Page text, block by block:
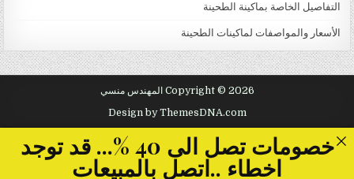
التفاصيل الخاصة بماكينة الطحينة
الأسعار والمواصفات لماكينات الطحينة
Copyright © 2026 المهندس منسي
Design by ThemesDNA.com
خصومات تصل الى 40 %... قد توجد
اخطاء ..اتصل بالمبيعات